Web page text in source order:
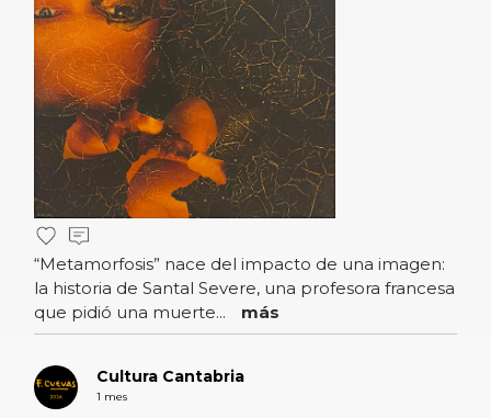
“Metamorfosis” nace del impacto de una imagen:
la historia de Santal Severe, una profesora francesa
que pidió una muerte...
más
Cultura Cantabria
1 mes